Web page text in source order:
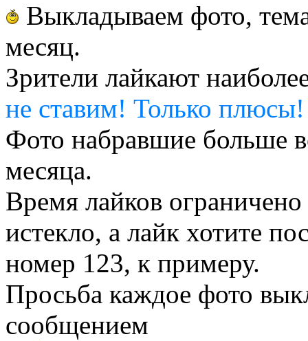
Выкладываем фото,
месяц.
Зрители лайкают
не ставим! Только плюсы!
Фото набравшие больше
месяца.
Время лайков
истекло, а лайк хотите
номер 123, к примеру.
Просьба каждое фото
сообщением